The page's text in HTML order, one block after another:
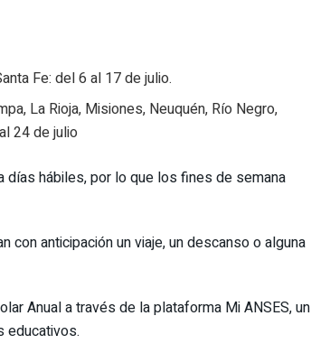
Fe: del 6 al 17 de julio.
La Rioja, Misiones, Neuquén, Río Negro,
24 de julio
hábiles, por lo que los fines de semana
con anticipación un viaje, un descanso o alguna
Anual a través de la plataforma Mi ANSES, un
educativos.